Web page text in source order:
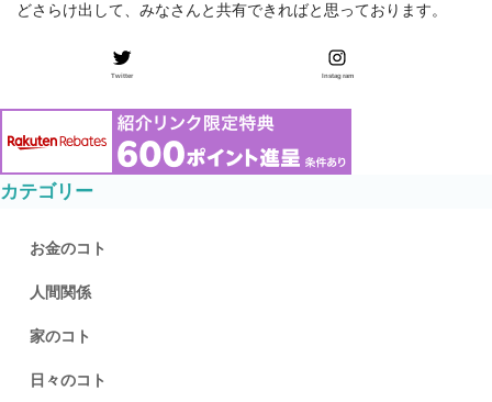
どさらけ出して、みなさんと共有できればと思っております。
Twitter Instagram
カテゴリー
お金のコト
人間関係
家のコト
日々のコト